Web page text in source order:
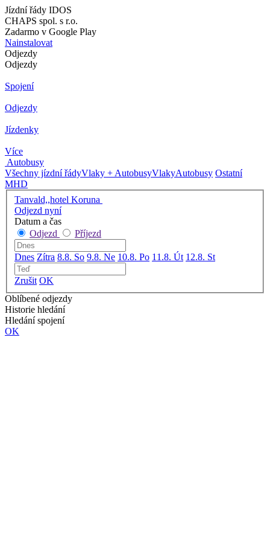
Jízdní řády IDOS
CHAPS spol. s r.o.
Zadarmo v Google Play
Nainstalovat
Odjezdy
Odjezdy
Spojení
Odjezdy
Jízdenky
Více
Autobusy
Všechny jízdní řádyVlaky + AutobusyVlakyAutobusy Ostatní
MHD
Tanvald,,hotel Koruna
Odjezd nyní
Datum a čas
Odjezd
Příjezd
Dnes Zítra 8.8. So 9.8. Ne 10.8. Po 11.8. Út 12.8. St
Zrušit OK
Oblíbené odjezdy
Historie hledání
Hledání spojení
OK